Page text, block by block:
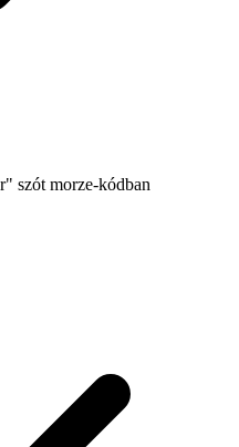
szót morze-kódban